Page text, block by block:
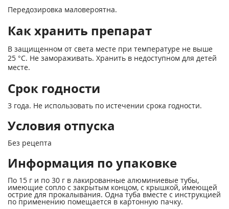
Передозировка маловероятна.
Как хранить препарат
В защищенном от света месте при температуре не выше
25 °С. Не замораживать. Хранить в недоступном для детей
месте.
Срок годности
3 года. Не использовать по истечении срока годности.
Условия отпуска
Без рецепта
Информация по упаковке
По 15 г и по 30 г в лакированные алюминиевые тубы,
имеющие сопло с закрытым концом, с крышкой, имеющей
острие для прокалывания. Одна туба вместе с инструкцией
по применению помещается в картонную пачку.